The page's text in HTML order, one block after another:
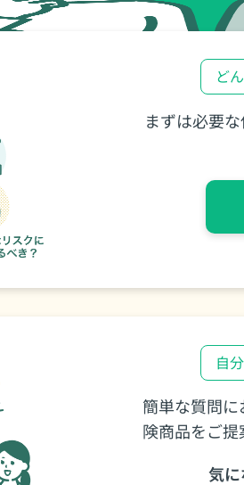
ど
まずは必要
⾃
簡単な質問
険商品をご提
気に